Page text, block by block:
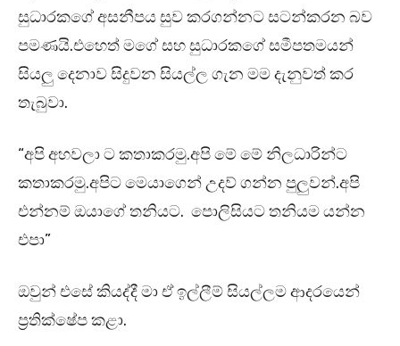
සුධාරකගේ අසනීපය සුව කරගන්නට සටන්කරන බව
පමණයි.එහෙත් මගේ සහ සුධාරකගේ සමීපතමයන්
සියලු දෙනාව සිදුවන සියල්ල ගැන මම දැනුවත් කර
තැබුවා.
“අපි අහවලා ට කතාකරමු.අපි මේ මේ නිලධාරින්ට
කතාකරමු.අපිට මෙයාගෙන් උදව් ගන්න පුලුවන්.අපි
එන්නම් ඔයාගේ තනියට. පොලිසියට තනියම යන්න
එපා”
ඔවුන් එසේ කියද්දී මා ඒ ඉල්ලීම් සියල්ලම ආදරයෙන්
ප්‍රතික්ෂේප කළා.